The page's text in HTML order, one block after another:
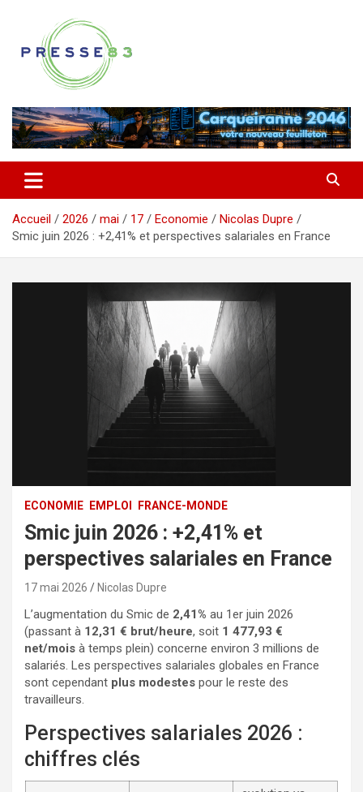
contenu
Presse 83
Accueil 2026 mai 17 Economie
Nicolas Dupre
Smic juin 2026 : +2,41% et perspectives salariales en France
ECONOMIE EMPLOI FRANCE-MONDE
Smic juin 2026 : +2,41% et
perspectives salariales en France
17 mai 2026 Nicolas Dupre
L’augmentation du Smic de 2,41% au 1er juin 2026
(passant à 12,31 € brut/heure, soit 1 477,93 €
net/mois à temps plein) concerne environ 3 millions de
salariés. Les perspectives salariales globales en France
sont cependant plus modestes pour le reste des
travailleurs.
Perspectives salariales 2026 :
chiffres clés